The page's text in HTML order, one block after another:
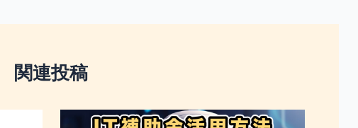
関連投稿